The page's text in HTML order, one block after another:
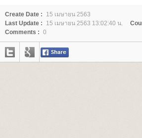
Create Date :
15 เมษายน 2563
Last Update :
15 เมษายน 2563 13:02:40 น.
Comments : 0